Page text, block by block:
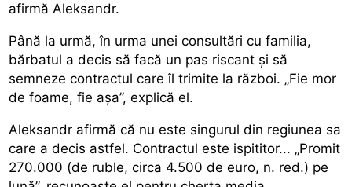
afirmă Aleksandr.
Până la urmă, în urma unei consultări cu familia,
bărbatul a decis să facă un pas riscant și să
semneze contractul care îl trimite la război. „Fie mor
de foame, fie așa”, explică el.
Aleksandr afirmă că nu este singurul din regiunea sa
care a decis astfel. Contractul este ispititor... „Promit
270.000 (de ruble, circa 4.500 de euro, n. red.) pe